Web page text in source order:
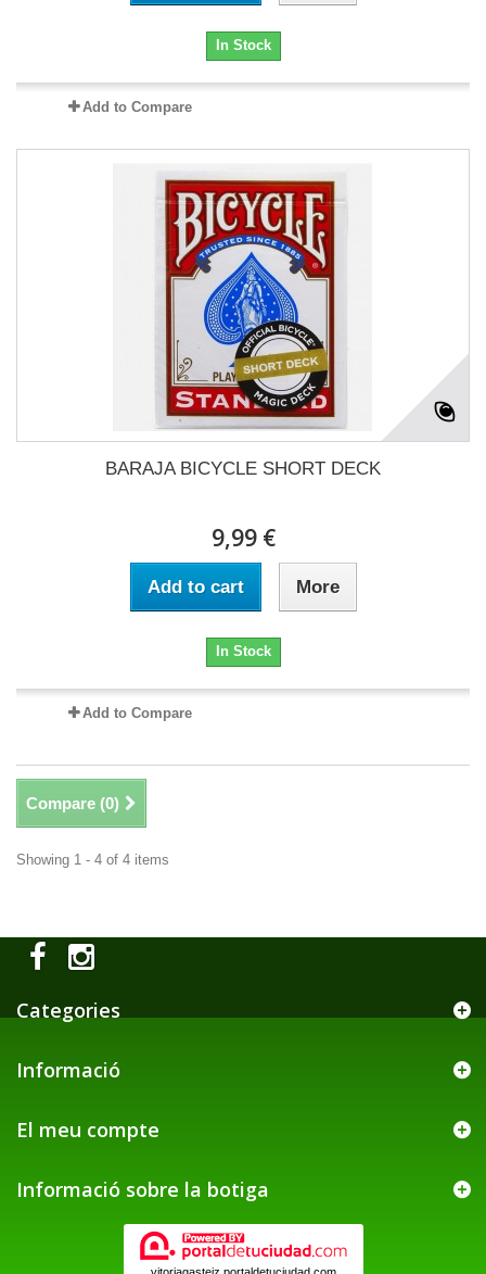
In Stock
Add to Compare
BARAJA BICYCLE SHORT DECK
9,99 €
Add to cart More
In Stock
Add to Compare
Compare (0)
Showing 1 - 4 of 4 items
Categories
Informació
El meu compte
Informació sobre la botiga